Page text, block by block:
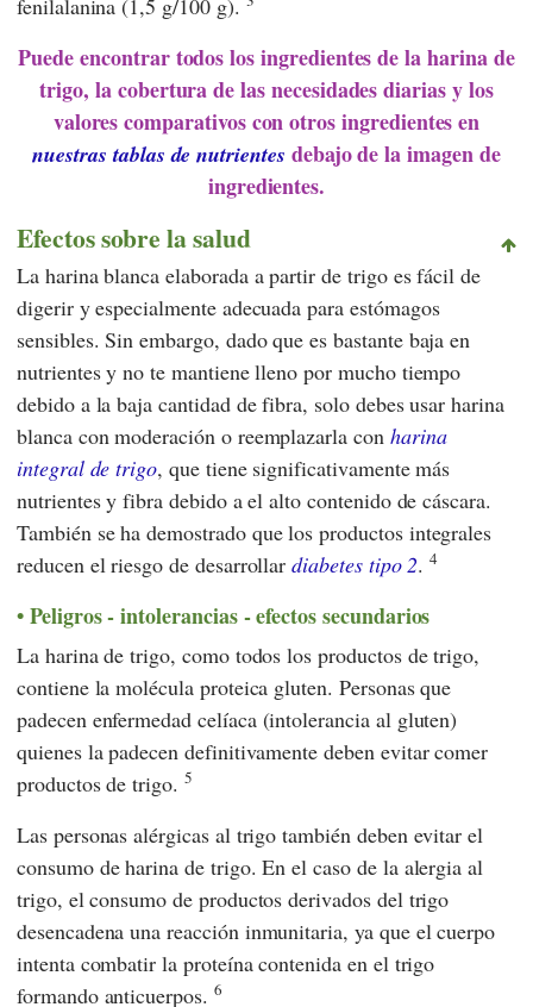
fenilalanina (1,5 g/100 g).
Puede encontrar todos los ingredientes de la harina de
trigo, la cobertura de las necesidades diarias y los
valores comparativos con otros ingredientes en
nuestras tablas de nutrientes debajo de la imagen de
ingredientes.
Efectos sobre la salud
La harina blanca elaborada a partir de trigo es fácil de
digerir y especialmente adecuada para estómagos
sensibles. Sin embargo, dado que es bastante baja en
nutrientes y no te mantiene lleno por mucho tiempo
debido a la baja cantidad de fibra, solo debes usar harina
blanca con moderación o reemplazarla con harina
integral de trigo, que tiene significativamente más
nutrientes y fibra debido a el alto contenido de cáscara.
También se ha demostrado que los productos integrales
reducen el riesgo de desarrollardiabetes tipo 2.4
Peligros - intolerancias - efectos secundarios
La harina de trigo, como todos los productos de trigo,
contiene la molécula proteica gluten. Personas que
padecen enfermedad celíaca (intolerancia al gluten)
quienes la padecen definitivamente deben evitar comer
productos de trigo. 5
Las personas alérgicas al trigo también deben evitar el
consumo de harina de trigo. En el caso de la alergia al
trigo, el consumo de productos derivados del trigo
desencadena una reacción inmunitaria, ya que el cuerpo
intenta combatir la proteína contenida en el trigo
formando anticuerpos. 6